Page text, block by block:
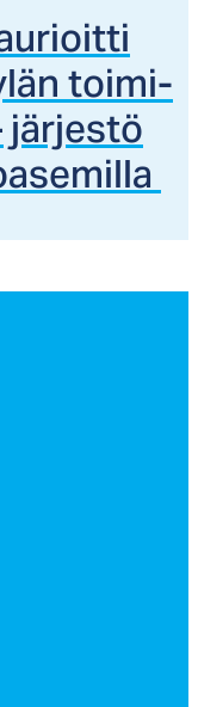
toi­mi­